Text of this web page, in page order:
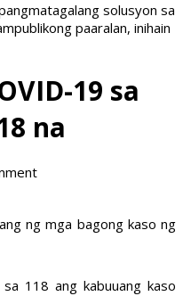
solusyon sa
paaralan, inihain
19 sa
na
ng mga bagong kaso ng
118 ang kabuuang kaso